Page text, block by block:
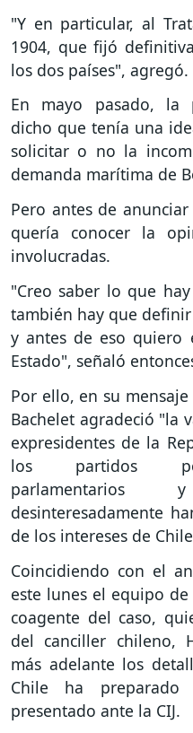
"Y en particular, al
1904, que fijó
los dos países", agregó.
En mayo pasado, la
dicho que tenía una
solicitar o no la
demanda marítima de
Pero antes de
quería conocer la
involucradas.
"Creo saber lo que
también hay que definir
y antes de eso quiero
Estado", señaló
Por ello, en su
Bachelet agradeció "la
expresidentes de la
los partidos
desinteresadamente
de los intereses de
Coincidiendo con el
este lunes el equipo
coagente del caso,
del canciller chileno,
más adelante los
Chile ha
presentado ante la CIJ.